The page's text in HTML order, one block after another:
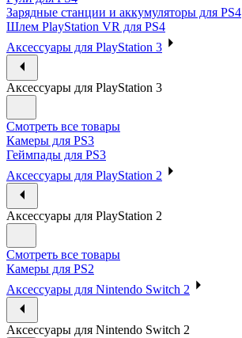
Зарядные станции и аккумуляторы для PS4
Шлем PlayStation VR для PS4
Аксессуары для PlayStation 3
Аксессуары для PlayStation 3
Смотреть все товары
Камеры для PS3
Геймпады для PS3
Аксессуары для PlayStation 2
Аксессуары для PlayStation 2
Смотреть все товары
Камеры для PS2
Аксессуары для Nintendo Switch 2
Аксессуары для Nintendo Switch 2